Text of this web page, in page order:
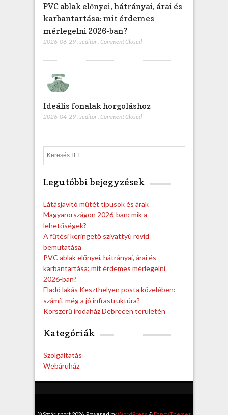
PVC ablak előnyei, hátrányai, árai és
karbantartása: mit érdemes
mérlegelni 2026-ban?
2026-06-29 seditor Comment Closed
Ideális fonalak horgoláshoz
2026-04-29, seditor, Comment Closed
e
Legutóbbi bejegyzések
Látásjavító műtét típusok és árak
Magyarországon 2026-ban: mik a
lehetőségek?
A fűtési keringető szivattyú rövid
bemutatása
PVC ablak előnyei, hátrányai, árai és
karbantartása: mit érdemes mérlegelni
2026-ban?
Eladó lakás Keszthelyen posta közelében:
számít még a jó infrastruktúra?
Korszerű irodaház Debrecen területén
Kategóriák
Szolgáltatás
Webáruház